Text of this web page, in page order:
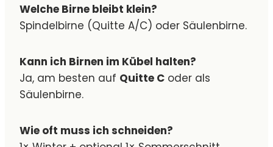
Welche Birne bleibt klein?
Spindelbirne (Quitte A/C) oder Säulenbirne.
Kann ich Birnen im Kübel halten?
Ja, am besten auf Quitte C oder als
Säulenbirne.
Wie oft muss ich schneiden?